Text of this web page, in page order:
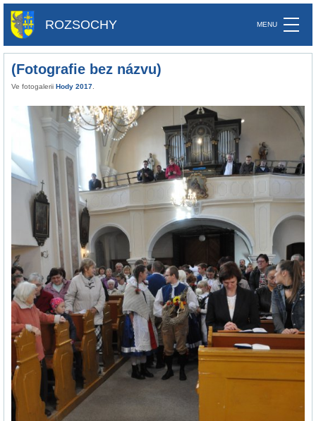
ROZSOCHY
(Fotografie bez názvu)
Ve fotogalerii Hody 2017